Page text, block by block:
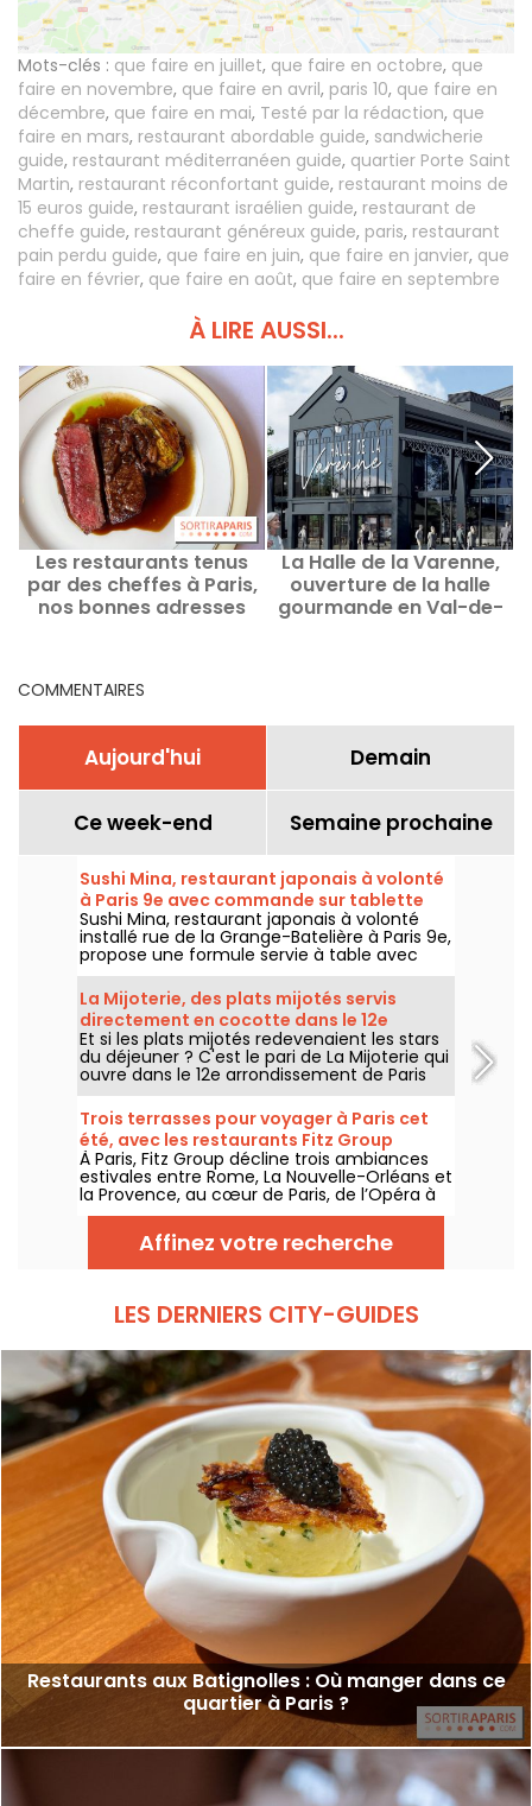
Mots-clés : que faire en juillet, que faire en octobre, que
faire en novembre, que faire en avril, paris 10, que faire en
décembre, que faire en mai, Testé par la rédaction, que
faire en mars, restaurant abordable guide, sandwicherie
guide, restaurant méditerranéen guide, quartier Porte Saint
Martin, restaurant réconfortant guide, restaurant moins de
15 euros guide, restaurant israélien guide, restaurant de
cheffe guide, restaurant généreux guide, paris, restaurant
pain perdu guide, que faire en juin, que faire en janvier, que
faire en février, que faire en août, que faire en septembre
À LIRE AUSSI...
Les restaurants tenus
par des cheffes à Paris,
nos bonnes adresses
La Halle de la Varenne,
ouverture de la halle
gourmande en Val-de-
COMMENTAIRES
Aujourd'hui Demain
Ce week-end Semaine prochaine
Sushi Mina, restaurant japonais à volonté
à Paris 9e avec commande sur tablette
Sushi Mina, restaurant japonais à volonté
installé rue de la Grange-Batelière à Paris 9e,
propose une formule servie à table avec
commande sur tablette. Sushis, makis,
gyozas, brochettes et plats préparés à la
demande sont proposés midi et soir, du
mardi au dimanche.
La Mijoterie, des plats mijotés servis
directement en cocotte dans le 12e
arrondissement
Et si les plats mijotés redevenaient les stars
du déjeuner ? C'est le pari de La Mijoterie qui
ouvre dans le 12e arrondissement de Paris
avec une cuisine de longue cuisson
imaginée par le chef Augustin Garnier et
servie directement dans des cocottes.
Trois terrasses pour voyager à Paris cet
été, avec les restaurants Fitz Group
À Paris, Fitz Group décline trois ambiances
estivales entre Rome, La Nouvelle-Orléans et
la Provence, au cœur de Paris, de l’Opéra à
la Tour Eiffel. Chaque adresse, grâce à sa
terrasse, offre une escale à part entière,
sans quitter la capitale .
Affinez votre recherche
LES DERNIERS CITY-GUIDES
Restaurants aux Batignolles : Où manger dans ce
quartier à Paris ?